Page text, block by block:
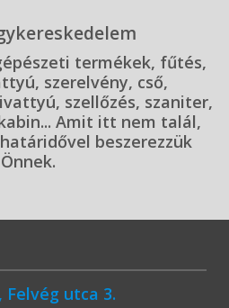
termékek, fűtés,
szerelvény, cső,
szellőzés, szaniter,
Amit itt nem talál,
beszerezzük
Önnek.
Felvég utca 3.